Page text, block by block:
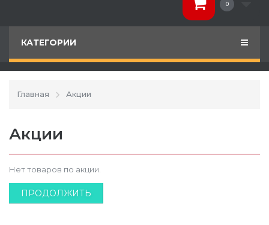
0
КАТЕГОРИИ
Главная Акции
Акции
Нет товаров по акции.
ПРОДОЛЖИТЬ